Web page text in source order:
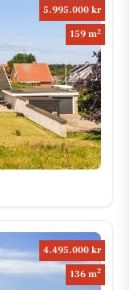
5.995.000 kr
159 m2
4.495.000 kr
136 m2